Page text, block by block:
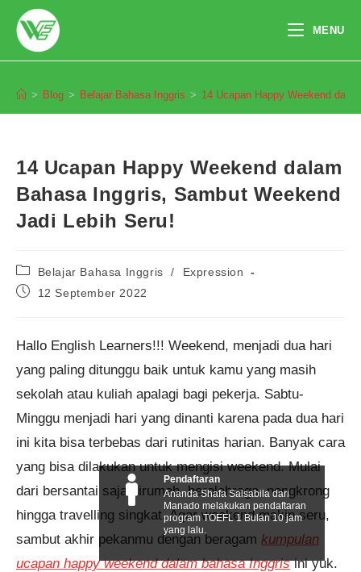
content
MENU
> Blog > Belajar Bahasa Inggris > 14 Ucapan Happy Weekend
14 Ucapan Happy Weekend dalam
Bahasa Inggris, Sambut Weekend
Jadi Lebih Seru!
Post
category:
Belajar Bahasa Inggris /
Expression
Post12 September 2022
Hallo English Learners!!! Weekend, menjadi dua hari
yang paling ditunggu baik untuk kamu yang masih
sekolah atau kuliah apalagi bagi pekerja. Sabtu-
Minggu menjadi hari yang dinanti karena pada dua hari
ini kita bisa terbebas dari rutinitas harian. Banyak cara
yang bisa dilakukan untuk mengisi weekend. Mulai
dari bersantai saja dirumah, berolahraga, nongkrong
hingga travelling singkat. Agar weekend makin seru,
sambut akhir pekanmu dengan beragam kumpulan
ucapan happy weekend dalam bahasa Inggrisini yuk.
Pendaftaran
Ananda Shafa Salsabila dari
Manado melakukan pendaftaran
program TOEFL 1 Bulan 10 jam
yang lalu.